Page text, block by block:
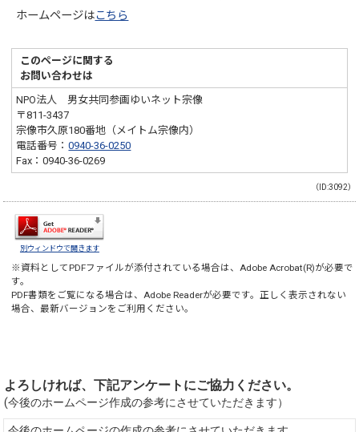
ホームページはこちら
このページに関する
お問い合わせは
NPO法人 男女共同参画ゆいネット宗像
〒811-3437
宗像市久原180番地（メイトム宗像内）
電話番号：0940-36-0250
Fax：0940-36-0269
（ID:3092）
別ウィンドウで開きます
※資料としてPDFファイルが添付されている場合は、 Adobe Acrobat(R)が必要で
す。
PDF書類をご覧になる場合は、 Adobe Readerが必要です。正しく表示されない
場合、最新バージョンをご利用ください。